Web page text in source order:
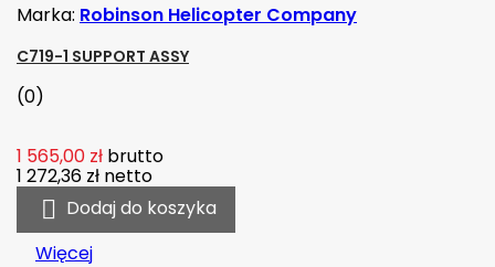
Marka: Robinson Helicopter Company
C719-1 SUPPORT ASSY
(0)
1 565,00 zł brutto
1 272,36 zł netto
 Dodaj do koszyka
Więcej